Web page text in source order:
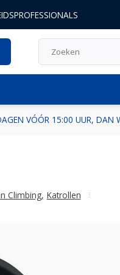
VÓÓR 15:00 UUR,
Climbing, Katrollen